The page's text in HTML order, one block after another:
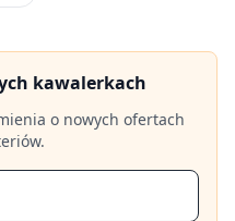
kawalerkach
o nowych ofertach